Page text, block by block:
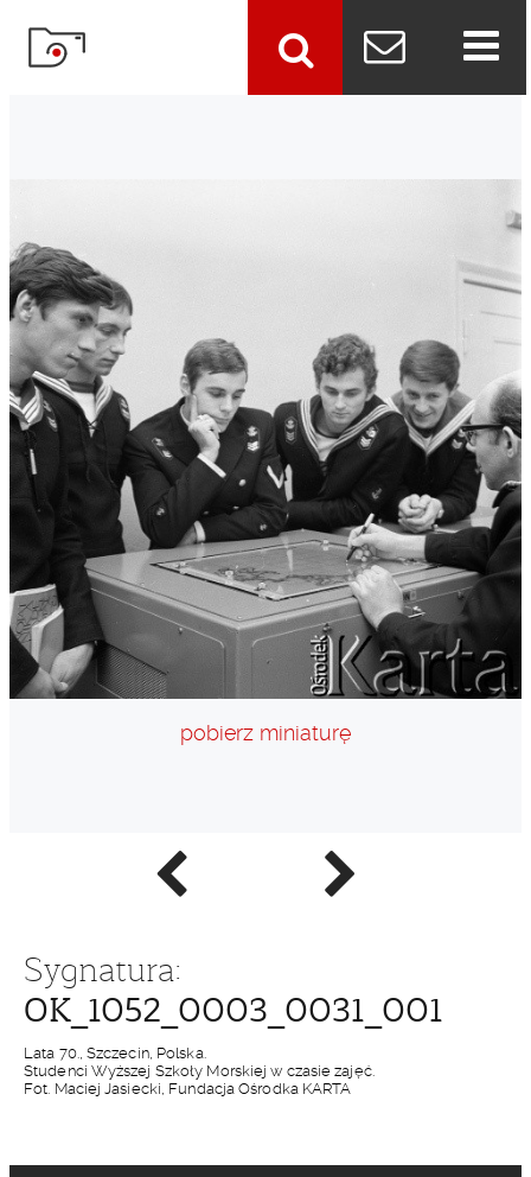
Poprzednie
zdjęcie
Następne
zdjęcie
pobierz miniaturę
Sygnatura:
OK_1052_0003_0031_001
Lata 70., Szczecin, Polska.
Studenci Wyższej Szkoły Morskiej w czasie zajęć.
Fot. Maciej Jasiecki, Fundacja Ośrodka KARTA